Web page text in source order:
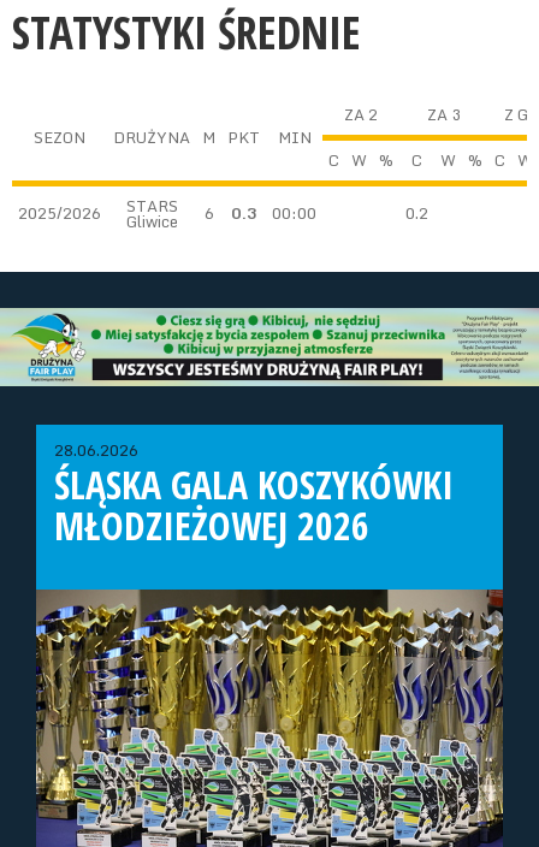
STATYSTYKI ŚREDNIE
SEZON DRUŻYNA M PKT MIN
ZA 2 ZA 3
Z
C W % C W % C W
2025/2026
STARS
Gliwice 6 0.3 00:00 0.2
28.06.2026
ŚLĄSKA GALA KOSZYKÓWKI
MŁODZIEŻOWEJ 2026